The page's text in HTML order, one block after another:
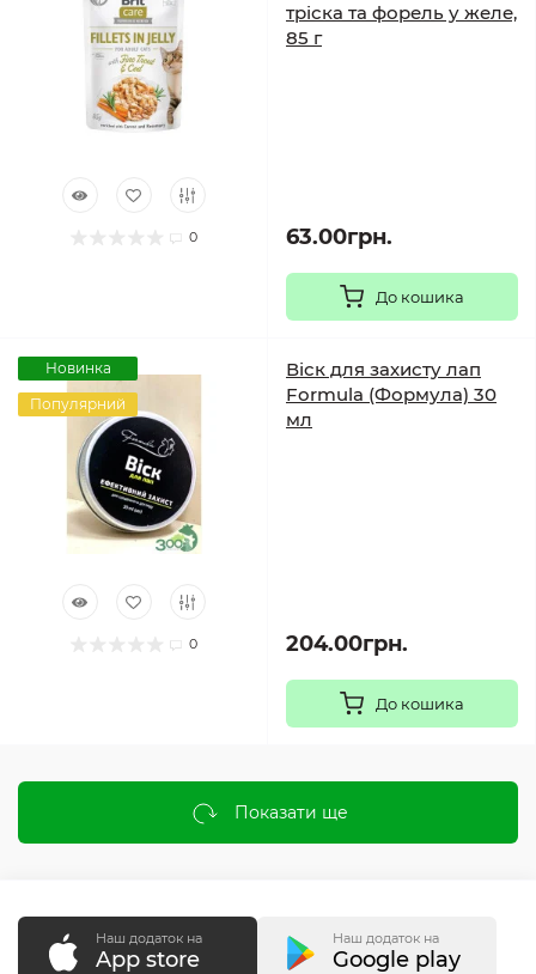
0
тріска та форель у желе,
85 г
63.00грн.
До кошика
Новинка
Популярний
0
Віск для захисту лап
Formula (Формула) 30
мл
204.00грн.
До кошика
Показати ще
Наш додаток на
App store
Наш додаток на
Google play